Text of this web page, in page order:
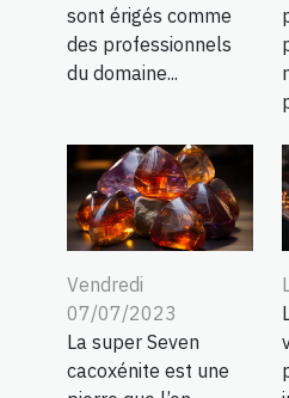
sont érigés comme
des professionnels
du domaine...
Vendredi
07/07/2023
La super Seven
cacoxénite est une